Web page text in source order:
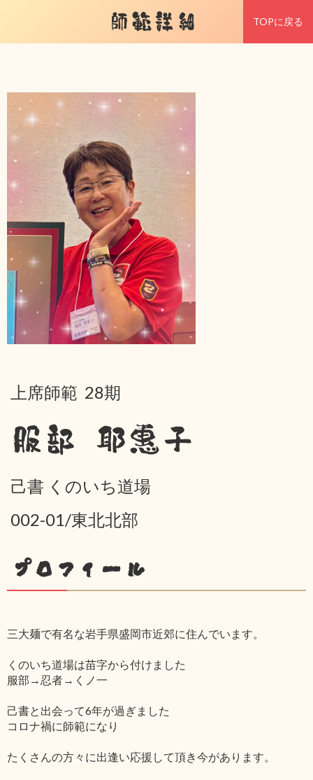
師範詳細 TOPに戻る
上席師範 28期
服部 耶惠子
己書 くのいち道場
002-01/東北北部
プロフィール
三大麺で有名な岩手県盛岡市近郊に住んでいます。
くのいち道場は苗字から付けました
服部→忍者→くノ一
己書と出会って6年が過ぎました
コロナ禍に師範になり
たくさんの方々に出逢い応援して頂き今があります。